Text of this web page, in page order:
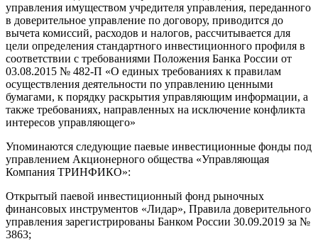
управления имуществом учредителя управления, переданного
в доверительное управление по договору, приводится до
вычета комиссий, расходов и налогов, рассчитывается для
цели определения стандартного инвестиционного профиля в
соответствии с требованиями Положения Банка России от
03.08.2015 № 482-П «О единых требованиях к правилам
осуществления деятельности по управлению ценными
бумагами, к порядку раскрытия управляющим информации, а
также требованиях, направленных на исключение конфликта
интересов управляющего»
Упоминаются следующие паевые инвестиционные фонды под
управлением Акционерного общества «Управляющая
Компания ТРИНФИКО»:
Открытый паевой инвестиционный фонд рыночных
финансовых инструментов «Лидар», Правила доверительного
управления зарегистрированы Банком России 30.09.2019 за №
3863;